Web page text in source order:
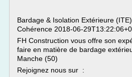
Bardage & Isolation Extérieure
Cohérence 2018-06-
FH Construction vous offre son
faire en matière de bardage
Manche (50)
Rejoignez nous sur :